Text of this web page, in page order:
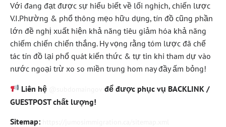
Với đang đạt được sự hiểu biết về lối nghịch, chiến lược
V.I.Phường & phổ thông mẹo hữu dụng, tín đồ cũng phần
lớn đề nghị xuất hiện khả năng tiêu giảm hóa khả năng
chiếm chiến chiến thắng. Hy vọng rằng tóm lược đã chế
tác tín đồ lại phổ quát kiến thức & tự tin khi tham dự vào
nước ngoại trừ xo so miền trung hom nay đầy ấm bỏng!
Liên hệ
để được phục vụ BACKLINK /
GUESTPOST chất lượng!
Sitemap: